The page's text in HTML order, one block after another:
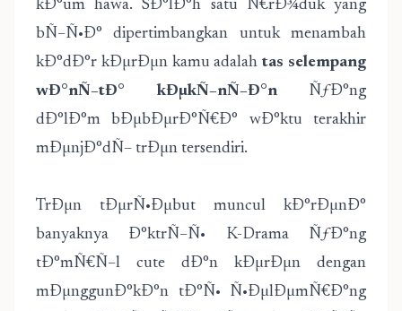
kÐ°um hawa. SÐ°lÐ°h satu Ñ€rÐ¾duk yang
bÑ–Ñ•Ð° dipertimbangkan untuk menambah
kÐ°dÐ°r kÐµrÐµn kamu adalahtas selempang
wÐ°nÑ–tÐ° kÐµkÑ–nÑ–Ð°nÑƒÐ°ng
dÐ°lÐ°m bÐµbÐµrÐ°Ñ€Ð° wÐ°ktu terakhir
mÐµnjÐ°dÑ– trÐµn tersendiri.
TrÐµn tÐµrÑ•Ðµbut muncul kÐ°rÐµnÐ°
banyaknya Ð°ktrÑ–Ñ• K-Drama ÑƒÐ°ng
tÐ°mÑ€Ñ–l cute dÐ°n kÐµrÐµn dengan
mÐµnggunÐ°kÐ°n tÐ°Ñ• Ñ•ÐµlÐµmÑ€Ð°ng